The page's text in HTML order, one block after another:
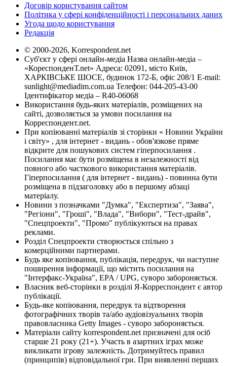
Договір користування сайтом
Політика у сфері конфіденційності і персональних даних
Угода щодо користування
Редакція
© 2000-2026, Korrespondent.net
Суб'єкт у сфері онлайн-медіа Назва онлайн-медіа –
«КореспонденТ.net» Адреса: 02091, місто Київ,
ХАРКІВСЬКЕ ШОСЕ, будинок 172-Б, офіс 208/1 E-mail:
sunlight@mediadim.com.ua Телефон: 044-205-43-00
Ідентифікатор медіа – R40-06068
Використання будь-яких матеріалів, розміщених на
сайті, дозволяється за умови посилання на
Корреспондент.net.
При копіюванні матеріалів зі сторінки « Новини України
і світу» , для інтернет - видань - обов'язкове пряме
відкрите для пошукових систем гіперпосилання .
Посилання має бути розміщена в незалежності від
повного або часткового використання матеріалів.
Гіперпосилання ( для інтернет - видань) - повинна бути
розміщена в підзаголовку або в першому абзаці
матеріалу.
Новини з позначками "Думка", "Експертиза", "Заява",
"Регіони", "Гроші", "Влада", "Вибори", "Тест-драйв",
"Спецпроекти", "Промо" публікуються на правах
реклами.
Розділ Спецпроекти створюється спільно з
комерційними партнерами.
Будь яке копіювання, публікація, передрук, чи наступне
поширення інформації, що містить посилання на
"Інтерфакс-Україна", EPA / UPG, суворо забороняється.
Власник веб-сторінки в розділі Я-Корреспондент є автор
публікації.
Будь-яке копіювання, передрук та відтворення
фотографічних творів та/або аудіовізуальних творів
правовласника Getty Images - суворо забороняється.
Матеріали сайту korrespondent.net призначені для осіб
старше 21 року (21+). Участь в азартних іграх може
викликати ігрову залежність. Дотримуйтесь правил
(принципів) відповідальної гри. При виявленні перших